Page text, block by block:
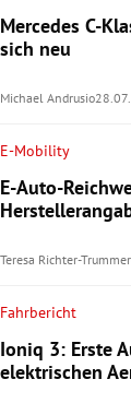
Mercedes C-
sich neu
Michael Andrusio
E-Mobility
E-Auto-
Teresa Richter-Trummer
Fahrbericht
Ioniq 3: Erste
elektrischen